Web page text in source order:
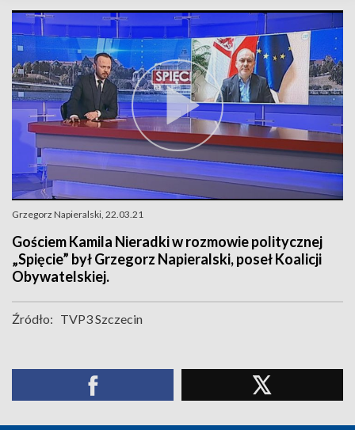
Grzegorz Napieralski, 22.03.21
Gościem Kamila Nieradki w rozmowie politycznej
„Spięcie” był Grzegorz Napieralski, poseł Koalicji
Obywatelskiej.
Źródło: TVP3 Szczecin